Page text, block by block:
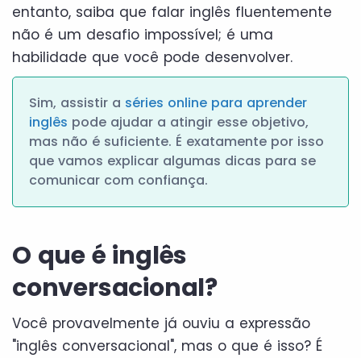
entanto, saiba que falar inglês fluentemente
não é um desafio impossível; é uma
habilidade que você pode desenvolver.
Sim, assistir a séries online para aprender
inglês pode ajudar a atingir esse objetivo,
mas não é suficiente. É exatamente por isso
que vamos explicar algumas dicas para se
comunicar com confiança.
O que é inglês
conversacional?
Você provavelmente já ouviu a expressão
"inglês conversacional", mas o que é isso? É